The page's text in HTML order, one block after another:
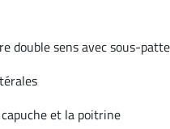
double sens avec sous-
et la poitrine